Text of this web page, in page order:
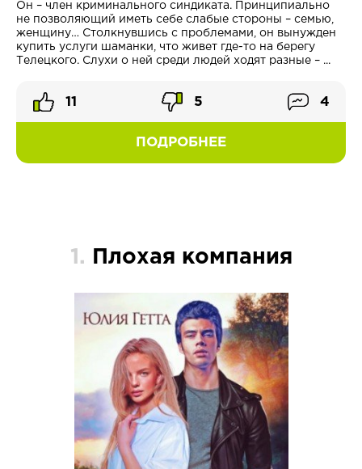
Он – член криминального синдиката. Принципиально
не позволяющий иметь себе слабые стороны – семью,
женщину… Столкнувшись с проблемами, он вынужден
купить услуги шаманки, что живет где-то на берегу
Телецкого. Слухи о ней среди людей ходят разные – ...
ПОДРОБНЕЕ
11 5 4
1. Плохая компания